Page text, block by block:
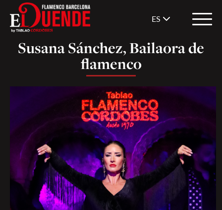
ES
Susana Sánchez, Bailaora de
flamenco